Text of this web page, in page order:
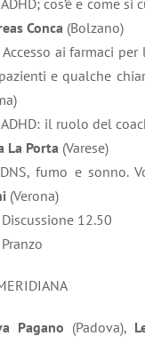
cos’è e come si
Conca (Bolzano)
ai farmaci per
e qualche
il ruolo del
La Porta (Varese)
fumo e sonno.
(Verona)
12.50
Pagano (Padova),